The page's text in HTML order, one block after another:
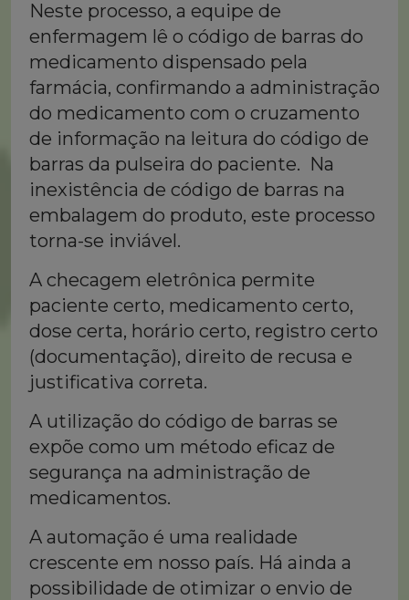
Neste processo, a equipe de
enfermagem lê o código de barras do
medicamento dispensado pela
farmácia, confirmando a administração
do medicamento com o cruzamento
de informação na leitura do código de
barras da pulseira do paciente. Na
inexistência de código de barras na
embalagem do produto, este processo
torna-se inviável.
A checagem eletrônica permite
paciente certo, medicamento certo,
dose certa, horário certo, registro certo
(documentação), direito de recusa e
justificativa correta.
A utilização do código de barras se
expõe como um método eficaz de
segurança na administração de
medicamentos.
A automação é uma realidade
crescente em nosso país. Há ainda a
possibilidade de otimizar o envio de